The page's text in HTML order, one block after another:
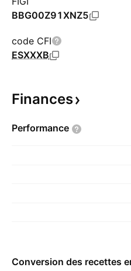
BBG00Z91XNZ5
code CFI
ESXXXB
Finances
Performance
Conversion des recettes